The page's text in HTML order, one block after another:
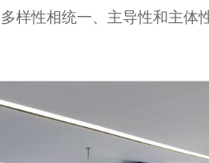
样性相统一、主导性和主体